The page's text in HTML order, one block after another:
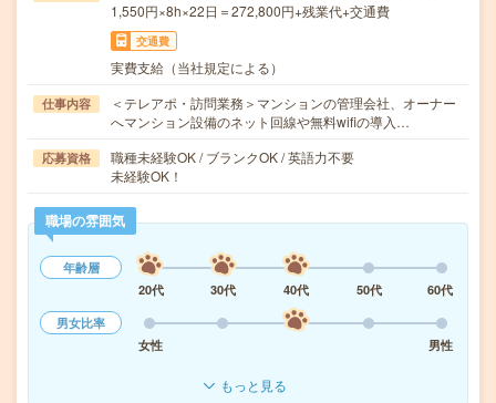
1,550円×8h×22日＝272,800円+残業代+交通費
交通費
実費支給（当社規定による）
仕事内容
＜テレアポ・訪問業務＞マンションの管理会社、オーナー
へマンション設備のネット回線や無料wifiの導入…
応募資格
職種未経験OK / ブランクOK / 英語力不要
未経験OK！
職場の雰囲気
年齢層
20代
30代 40代 50代
60代
男女比率
女性
男性
もっと見る